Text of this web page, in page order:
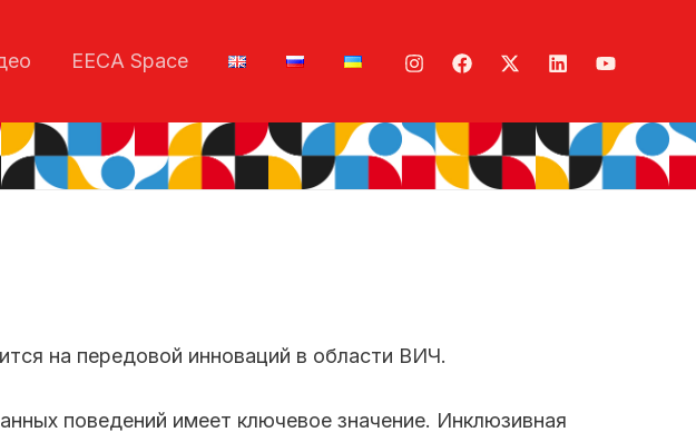
EECA Space
на передовой инноваций в области ВИЧ.
поведений имеет ключевое значение. Инклюзивная